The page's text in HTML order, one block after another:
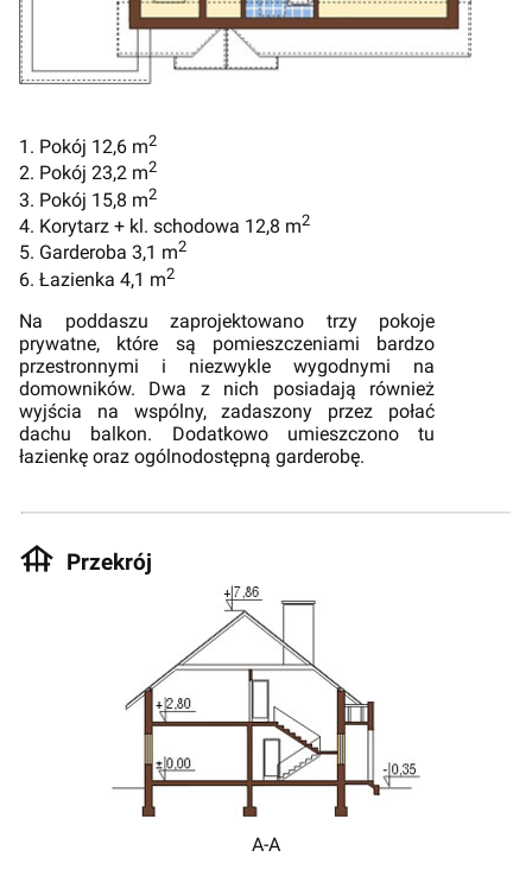
1. Pokój 12,6 m2
2. Pokój 23,2 m2
3. Pokój 15,8 m2
4. Korytarz + kl. schodowa 12,8 m2
5. Garderoba 3,1 m2
6. Łazienka 4,1 m2
Na poddaszu zaprojektowano trzy pokoje
prywatne, które są pomieszczeniami bardzo
przestronnymi i niezwykle wygodnymi na
domowników. Dwa z nich posiadają również
wyjścia na wspólny, zadaszony przez połać
dachu balkon. Dodatkowo umieszczono tu
łazienkę oraz ogólnodostępną garderobę.
Przekrój
A-A